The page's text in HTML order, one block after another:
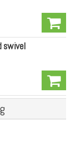
swivel